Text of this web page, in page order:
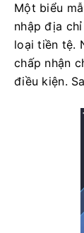
Một biểu
nhập địa
loại tiền tệ.
chấp nhận
điều kiện.